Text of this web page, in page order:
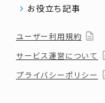
お役立ち記事
ユーザー利用規約
サービス運営について
プライバシーポリシー